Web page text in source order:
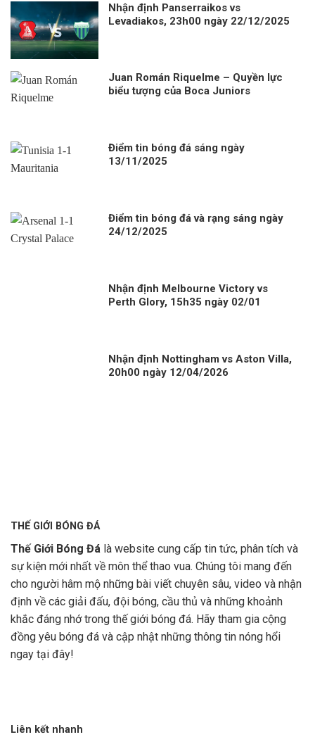
Nhận định Panserraikos vs
Levadiakos, 23h00 ngày 22/12/2025
Juan Román Riquelme – Quyền lực
biểu tượng của Boca Juniors
Điểm tin bóng đá sáng ngày
13/11/2025
Điểm tin bóng đá và rạng sáng ngày
24/12/2025
Nhận định Melbourne Victory vs
Perth Glory, 15h35 ngày 02/01
Nhận định Nottingham vs Aston Villa,
20h00 ngày 12/04/2026
THẾ GIỚI BÓNG ĐÁ
Thế Giới Bóng Đá là website cung cấp tin tức, phân tích và
sự kiện mới nhất về môn thể thao vua. Chúng tôi mang đến
cho người hâm mộ những bài viết chuyên sâu, video và nhận
định về các giải đấu, đội bóng, cầu thủ và những khoảnh
khắc đáng nhớ trong thế giới bóng đá. Hãy tham gia cộng
đồng yêu bóng đá và cập nhật những thông tin nóng hổi
ngay tại đây!
Liên kết nhanh